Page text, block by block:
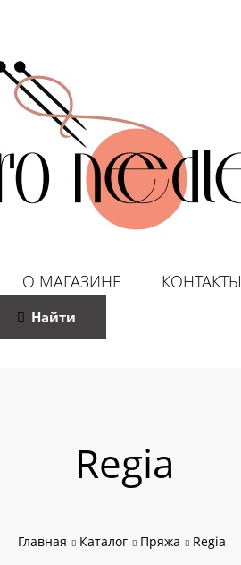
О МАГАЗИНЕ КОНТАКТЫ
Найти
Regia
Главная Каталог Пряжа Regia